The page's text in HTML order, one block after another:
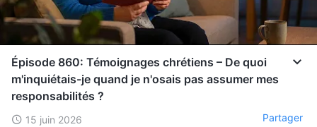
Épisode 860: Témoignages chrétiens – De quoi
m'inquiétais-je quand je n'osais pas assumer mes
responsabilités ?
15 juin 2026 Partager